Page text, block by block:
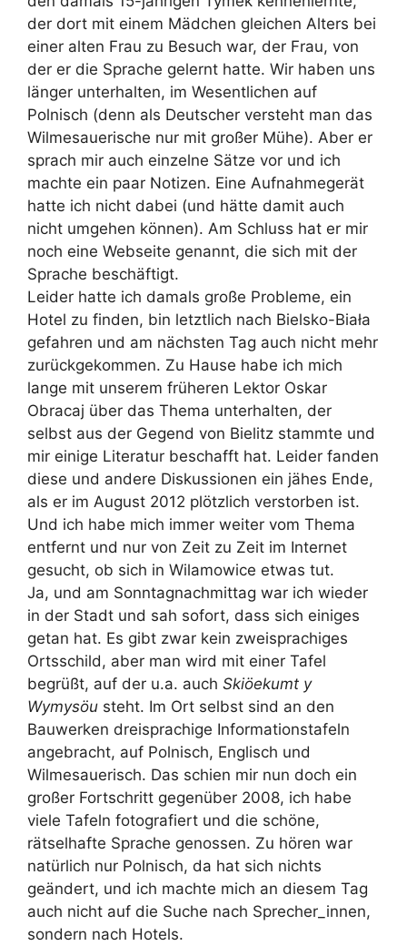
der dort mit einem Mädchen gleichen Alters bei
einer alten Frau zu Besuch war, der Frau, von
der er die Sprache gelernt hatte. Wir haben uns
länger unterhalten, im Wesentlichen auf
Polnisch (denn als Deutscher versteht man das
Wilmesauerische nur mit großer Mühe). Aber er
sprach mir auch einzelne Sätze vor und ich
machte ein paar Notizen. Eine Aufnahmegerät
hatte ich nicht dabei (und hätte damit auch
nicht umgehen können). Am Schluss hat er mir
noch eine Webseite genannt, die sich mit der
Sprache beschäftigt.
Leider hatte ich damals große Probleme, ein
Hotel zu finden, bin letztlich nach Bielsko-Biała
gefahren und am nächsten Tag auch nicht mehr
zurückgekommen. Zu Hause habe ich mich
lange mit unserem früheren Lektor Oskar
Obracaj über das Thema unterhalten, der
selbst aus der Gegend von Bielitz stammte und
mir einige Literatur beschafft hat. Leider fanden
diese und andere Diskussionen ein jähes Ende,
als er im August 2012 plötzlich verstorben ist.
Und ich habe mich immer weiter vom Thema
entfernt und nur von Zeit zu Zeit im Internet
gesucht, ob sich in Wilamowice etwas tut.
Ja, und am Sonntagnachmittag war ich wieder
in der Stadt und sah sofort, dass sich einiges
getan hat. Es gibt zwar kein zweisprachiges
Ortsschild, aber man wird mit einer Tafel
begrüßt, auf der u.a. auch Skiöekumt y
Wymysöu steht. Im Ort selbst sind an den
Bauwerken dreisprachige Informationstafeln
angebracht, auf Polnisch, Englisch und
Wilmesauerisch. Das schien mir nun doch ein
großer Fortschritt gegenüber 2008, ich habe
viele Tafeln fotografiert und die schöne,
rätselhafte Sprache genossen. Zu hören war
natürlich nur Polnisch, da hat sich nichts
geändert, und ich machte mich an diesem Tag
auch nicht auf die Suche nach Sprecher_innen,
sondern nach Hotels.